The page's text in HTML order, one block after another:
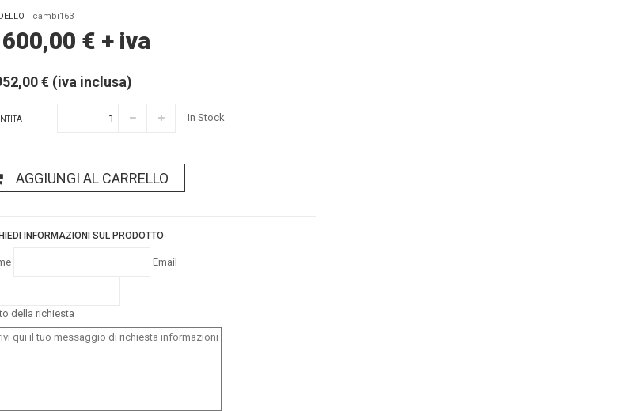
cambi163
€ + iva
€ (iva inclusa)
In Stock
AGGIUNGI AL CARRELLO
INFORMAZIONI SUL PRODOTTO
Email
della richiesta